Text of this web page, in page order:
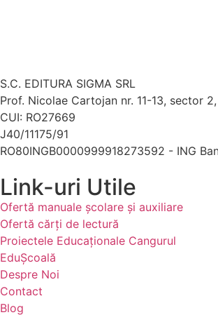
S.C. EDITURA SIGMA SRL
Prof. Nicolae Cartojan nr. 11-13, sector
CUI: RO27669
J40/11175/91
RO80INGB0000999918273592 - ING
Link-uri Utile
Ofertă manuale şcolare şi auxiliare
Ofertă cărți de lectură
Proiectele Educaţionale Cangurul
EduȘcoală
Despre Noi
Contact
Blog